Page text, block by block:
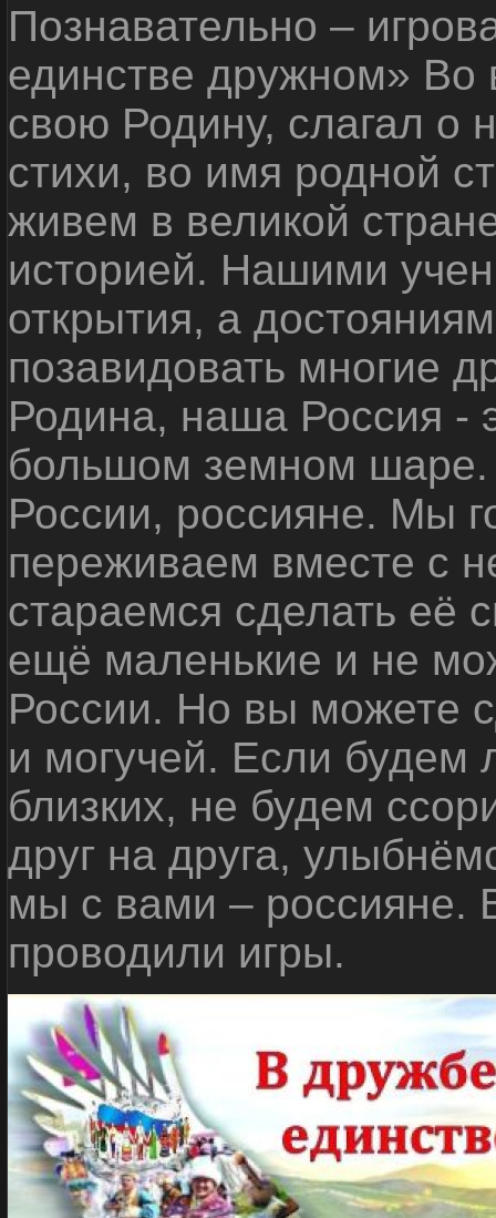
Познавательно –
единстве дружном»
свою Родину, слагал о
стихи, во имя родной
живем в великой
историей. Нашими
открытия, а
позавидовать многие
Родина, наша Россия -
большом земном
России, россияне. Мы
переживаем вместе с
стараемся сделать её
ещё маленькие и не
России. Но вы можете
и могучей. Если будем
близких, не будем
друг на друга,
мы с вами – россияне.
проводили игры.